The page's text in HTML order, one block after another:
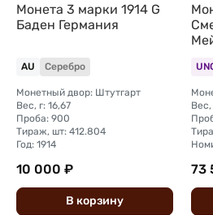
Монета 3 марки 1914 G
Баден Германия
AU Серебро
Монетный двор: Штутгарт
Вес, г: 16,67
Проба: 900
Тираж, шт: 412.804
Год: 1914
10 000 ₽
В корзину
Вес,
73